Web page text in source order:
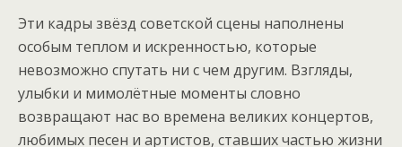
Эти кадры звёзд советской сцены наполнены
особым теплом и искренностью, которые
невозможно спутать ни с чем другим. Взгляды,
улыбки и мимолётные моменты словно
возвращают нас во времена великих концертов,
любимых песен и артистов, ставших частью жизни